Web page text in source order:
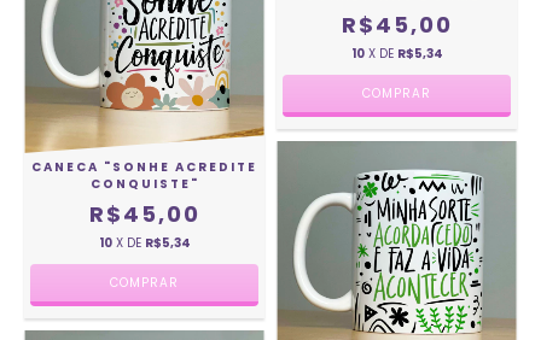
CANECA "SONHE ACREDITE
CONQUISTE"
R$45,00
10 X DE R$5,34
R$45,00
10 X DE R$5,34